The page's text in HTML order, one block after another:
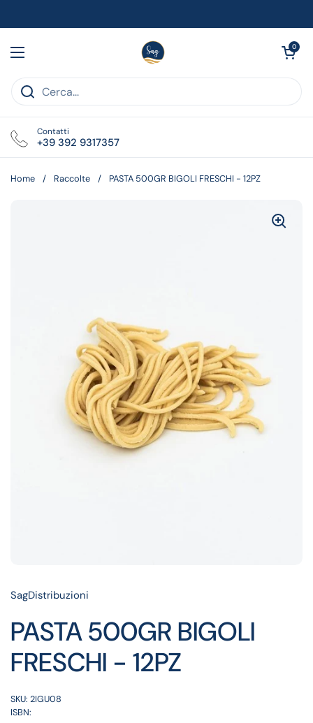
Apri menu
Apri carrello
0
Contatti
+39 392 9317357
Home / Raccolte / PASTA 500GR BIGOLI FRESCHI - 12PZ
SagDistribuzioni
PASTA 500GR BIGOLI
FRESCHI - 12PZ
SKU: 2IGU08
ISBN: